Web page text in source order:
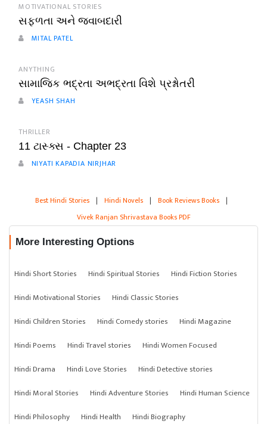
MOTIVATIONAL STORIES
સફળતા અને જવાબદારી
MITAL PATEL
ANYTHING
સામાજિક ભદ્રતા અભદ્રતા વિશે પ્રશ્નોતરી
YEASH SHAH
THRILLER
11 ટાસ્ક્સ - Chapter 23
NIYATI KAPADIA NIRJHAR
Best Hindi Stories | Hindi Novels | Book Reviews Books |
Vivek Ranjan Shrivastava Books PDF
More Interesting Options
Hindi Short Stories Hindi Spiritual Stories
Hindi Fiction Stories
Hindi Motivational Stories
Hindi Classic Stories
Hindi Children Stories
Hindi Comedy stories
Hindi Magazine
Hindi Poems
Hindi Travel stories
Hindi Women Focused
Hindi Drama
Hindi Love Stories
Hindi Detective stories
Hindi Moral Stories
Hindi Adventure Stories
Hindi Human Science
Hindi Philosophy
Hindi Health
Hindi Biography